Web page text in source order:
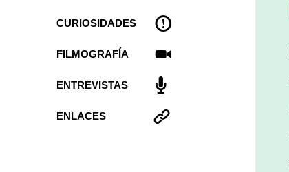
CURIOSIDADES
FILMOGRAFÍA
ENTREVISTAS
ENLACES